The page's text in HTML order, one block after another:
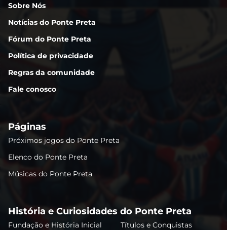
Sobre Nós
Notícias do Ponte Preta
Fórum do Ponte Preta
Política de privacidade
Regras da comunidade
Fale conosco
Páginas
Próximos jogos do Ponte Preta
Elenco do Ponte Preta
Músicas do Ponte Preta
História e Curiosidades do Ponte Preta
Fundação e História Inicial
Títulos e Conquistas